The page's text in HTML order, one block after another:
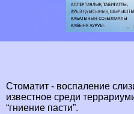
Стоматит - воспаление
известное среди
“гниение пасти”.